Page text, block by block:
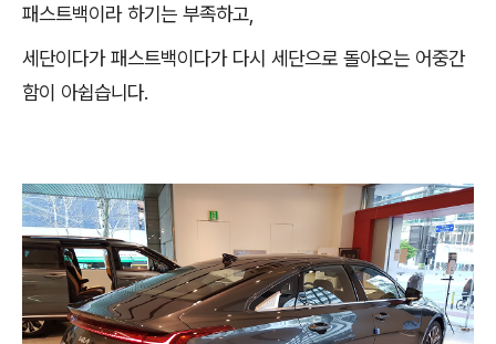
패스트백이라 하기는 부족하고,
세단이다가 패스트백이다가 다시 세단으로 돌아오는 어중간
함이 아쉽습니다.